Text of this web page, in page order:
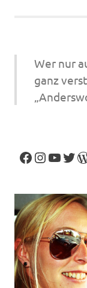
Wer nur
ganz
Facebook